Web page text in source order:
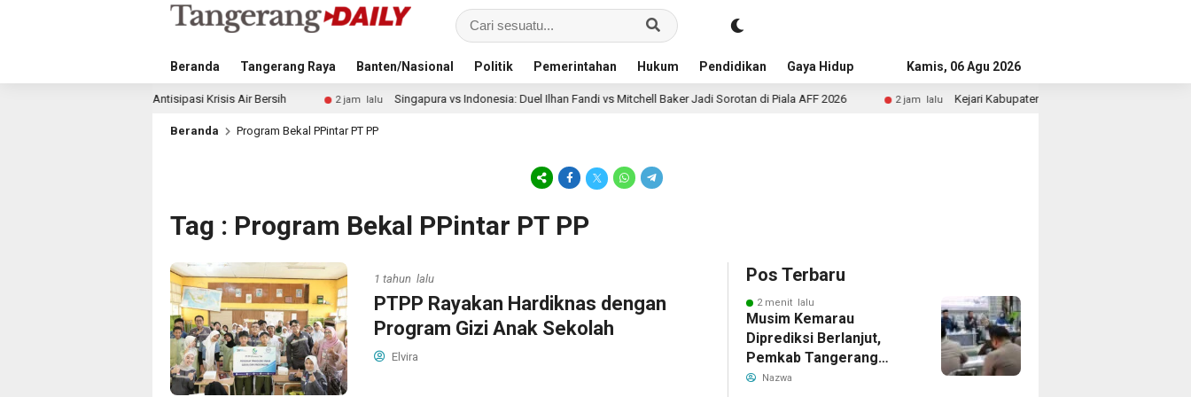
Beranda Tangerang Raya Banten/Nasional Politik Pemerintahan Hukum Pendidikan Gaya Hidup AdvertorialKamis, 06 Agu 2026
Langkah Antisipasi Krisis Air Bersih 2 jam lalu Singapura vs Indonesia: Duel Ilhan Fandi vs Mitchell Baker Jadi Sorotan di Piala AFF 2026 2 jam lalu Kejari Kabupaten Tangerang Temukan Siswa Fiktif dalam
Beranda Program Bekal PPintar PT PP
Tag : Program Bekal PPintar PT PP
1 tahun lalu
PTPP Rayakan Hardiknas dengan
Program Gizi Anak Sekolah
Elvira
Pos Terbaru
2 menit lalu
Musim Kemarau
Diprediksi Berlanjut,
Pemkab Tangerang
Siapkan Langkah
Nazwa